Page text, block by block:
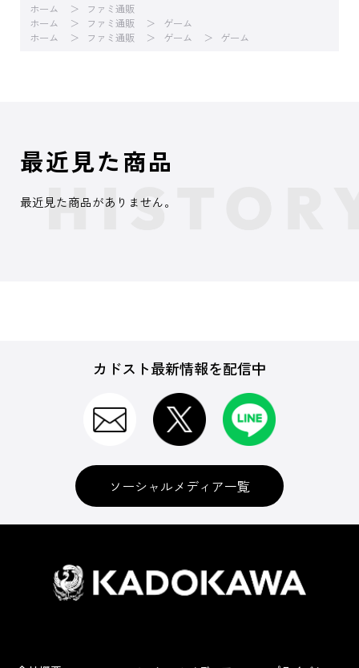
ホーム
ファミ通販
ホーム
ファミ通販
ゲーム
ホーム
ファミ通販 ゲーム ゲーム
最近見た商品
最近見た商品がありません。
カドスト最新情報を配信中
ソーシャルメディア一覧